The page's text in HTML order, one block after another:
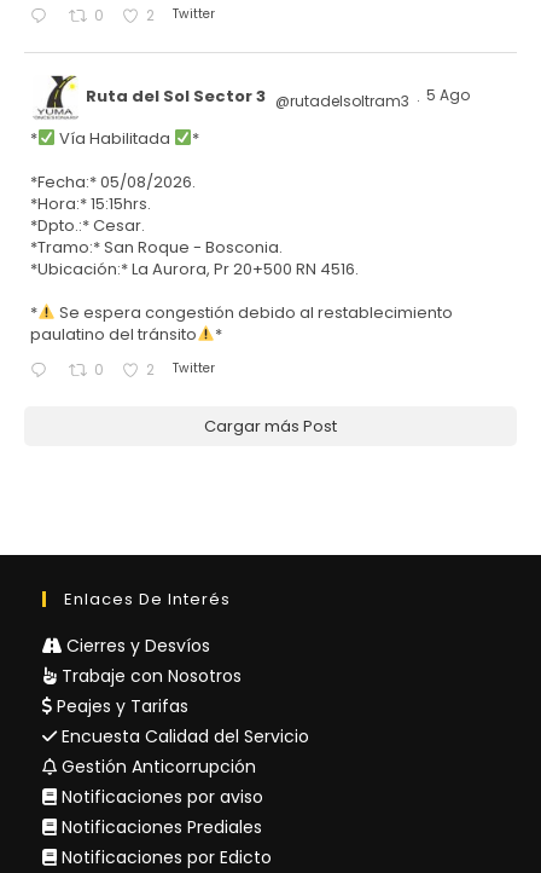
0 2 Twitter
Ruta del Sol Sector 3 @rutadelsoltram3 · 5 Ago
* Vía Habilitada
*
*Fecha:* 05/08/2026.
*Hora:* 15:15hrs.
*Dpto.:* Cesar.
*Tramo:* San Roque - Bosconia.
*Ubicación:* La Aurora, Pr 20+500 RN 4516.
*
Se espera congestión debido al restablecimiento
paulatino del tránsito
*
0 2 Twitter
Cargar más Post
Enlaces De Interés
Cierres y Desvíos
Trabaje con Nosotros
Peajes y Tarifas
Encuesta Calidad del Servicio
Gestión Anticorrupción
Notificaciones por aviso
Notificaciones Prediales
Notificaciones por Edicto